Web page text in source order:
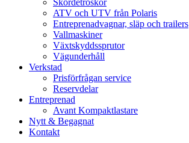
Skördetröskor
ATV och UTV från Polaris
Entreprenadvagnar, släp och trailers
Vallmaskiner
Växtskyddssprutor
Vägunderhåll
Verkstad
Prisförfrågan service
Reservdelar
Entreprenad
Avant Kompaktlastare
Nytt & Begagnat
Kontakt